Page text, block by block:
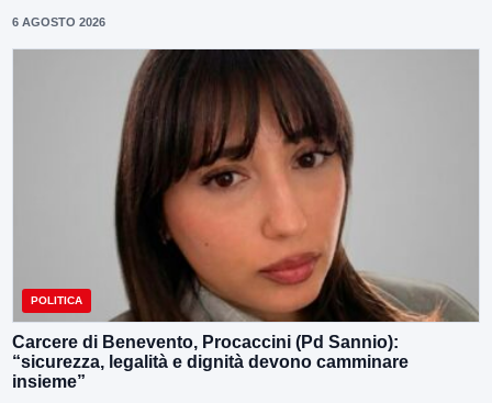
6 AGOSTO 2026
POLITICA
Carcere di Benevento, Procaccini (Pd Sannio):
“sicurezza, legalità e dignità devono camminare
insieme”